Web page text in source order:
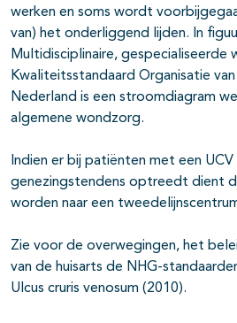
werken en soms wordt
van) het onderliggend lijden. In
Multidisciplinaire, gespecialiseerde
Kwaliteitsstandaard Organisatie
Nederland is een stroomdiagram
algemene wondzorg.
Indien er bij patiënten met een
genezingstendens optreedt dient
worden naar een
Zie voor de overwegingen, het
van de huisarts de NHG-
Ulcus cruris venosum (2010).